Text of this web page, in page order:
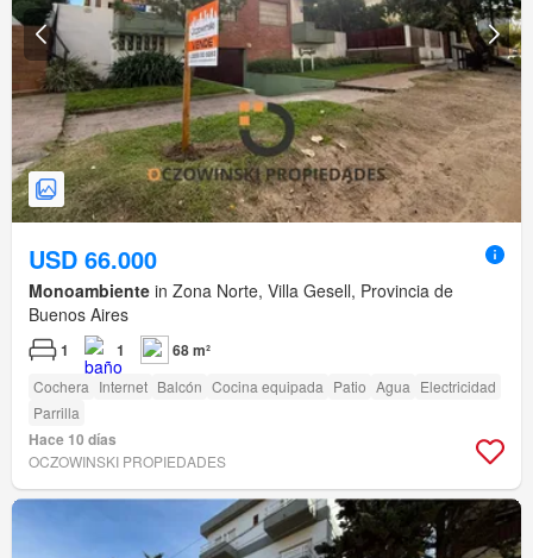
USD 66.000
Monoambiente in Zona Norte, Villa Gesell, Provincia de
Buenos Aires
1 1 68 m²
Cochera Internet Balcón Cocina equipada Patio Agua Electricidad
Parrilla
Hace 10 días
OCZOWINSKI PROPIEDADES